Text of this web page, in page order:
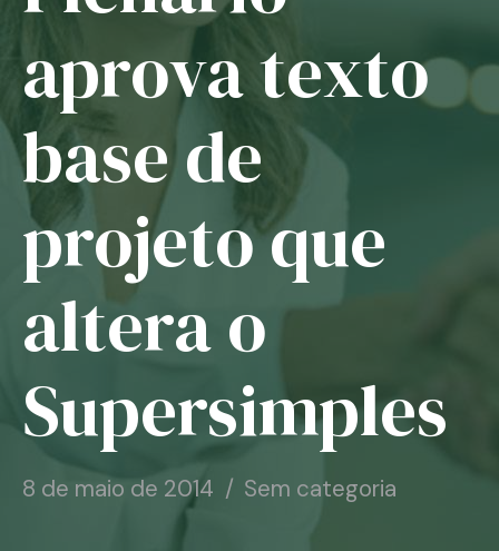
Jurídico
Convênios
Notícias
Associe-se
aprova texto
base de
projeto que
altera o
Supersimples
8 de maio de 2014 Sem categoria